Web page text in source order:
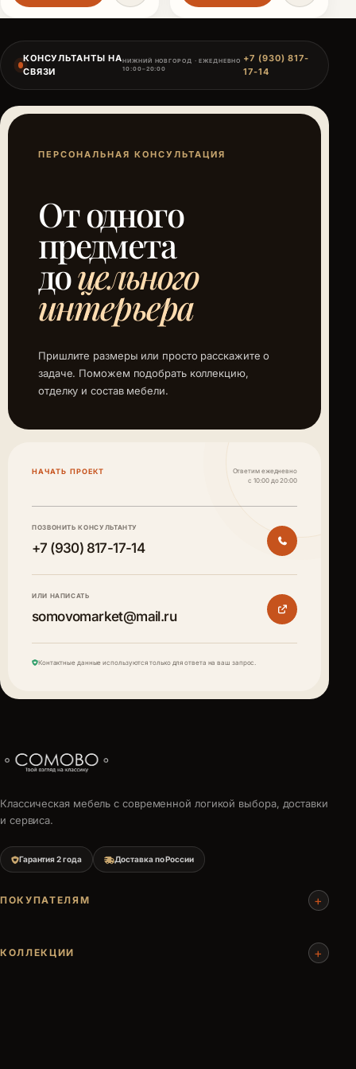
КОНСУЛЬТАНТЫ НА
СВЯЗИ
НИЖНИЙ НОВГОРОД · ЕЖЕДНЕВНО
10:00–20:00
+7 (930) 817-
17-14
ПЕРСОНАЛЬНАЯ КОНСУЛЬТАЦИЯ
От одного
предмета
доцельного
интерьера
Пришлите размеры или просто расскажите о
задаче. Поможем подобрать коллекцию,
отделку и состав мебели.
НАЧАТЬ ПРОЕКТ
Ответим ежедневно
с 10:00 до 20:00
ПОЗВОНИТЬ КОНСУЛЬТАНТУ
+7 (930) 817-17-14
ИЛИ НАПИСАТЬ
somovomarket@mail.ru
Контактные данные используются только для ответа на ваш запрос.
Классическая мебель с современной логикой выбора, доставки
и сервиса.
Гарантия 2 года Доставка по России
ПОКУПАТЕЛЯМ +
КОЛЛЕКЦИИ +